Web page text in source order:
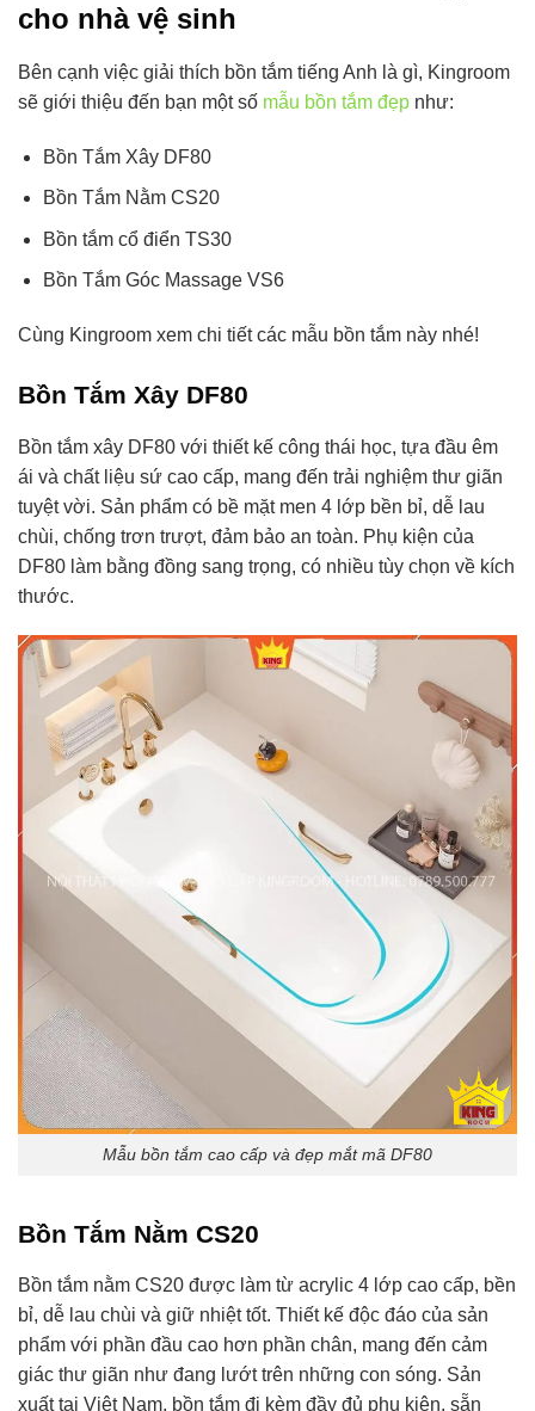
cho nhà vệ sinh
Bên cạnh việc giải thích bồn tắm tiếng Anh là gì, Kingroom
sẽ giới thiệu đến bạn một số mẫu bồn tắm đẹp như:
Bồn Tắm Xây DF80
Bồn Tắm Nằm CS20
Bồn tắm cổ điển TS30
Bồn Tắm Góc Massage VS6
Cùng Kingroom xem chi tiết các mẫu bồn tắm này nhé!
Bồn Tắm Xây DF80
Bồn tắm xây DF80 với thiết kế công thái học, tựa đầu êm
ái và chất liệu sứ cao cấp, mang đến trải nghiệm thư giãn
tuyệt vời. Sản phẩm có bề mặt men 4 lớp bền bỉ, dễ lau
chùi, chống trơn trượt, đảm bảo an toàn. Phụ kiện của
DF80 làm bằng đồng sang trọng, có nhiều tùy chọn về kích
thước.
Mẫu bồn tắm cao cấp và đẹp mắt mã DF80
Bồn Tắm Nằm CS20
Bồn tắm nằm CS20 được làm từ acrylic 4 lớp cao cấp, bền
bỉ, dễ lau chùi và giữ nhiệt tốt. Thiết kế độc đáo của sản
phẩm với phần đầu cao hơn phần chân, mang đến cảm
giác thư giãn như đang lướt trên những con sóng. Sản
xuất tại Việt Nam, bồn tắm đi kèm đầy đủ phụ kiện, sẵn